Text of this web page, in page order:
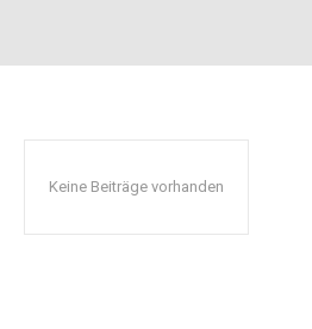
Keine Beiträge vorhanden